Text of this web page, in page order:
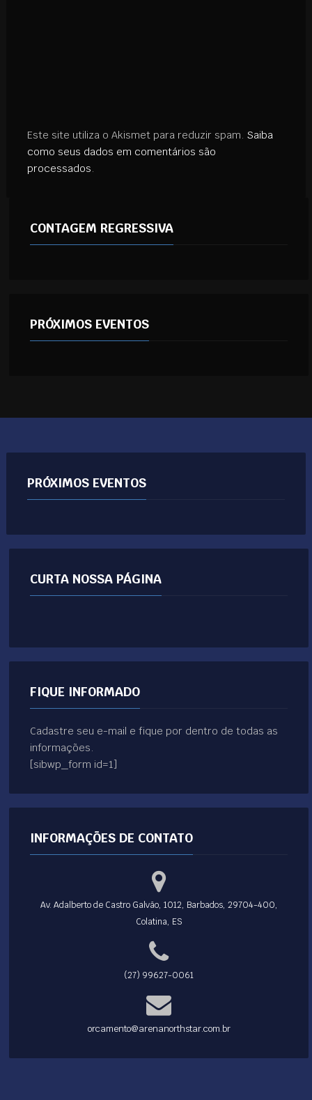
Este site utiliza o Akismet para reduzir spam. Saiba
como seus dados em comentários são
processados.
CONTAGEM REGRESSIVA
PRÓXIMOS EVENTOS
PRÓXIMOS EVENTOS
CURTA NOSSA PÁGINA
FIQUE INFORMADO
Cadastre seu e-mail e fique por dentro de todas as
informações.
[sibwp_form id=1]
INFORMAÇÕES DE CONTATO
Av. Adalberto de Castro Galvão, 1012, Barbados, 29704-400,
Colatina, ES
(27) 99627-0061
orcamento@arenanorthstar.com.br